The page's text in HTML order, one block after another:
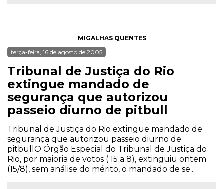
MIGALHAS QUENTES
terça-feira, 16 de agosto de 2005
Tribunal de Justiça do Rio
extingue mandado de
segurança que autorizou
passeio diurno de pitbull
Tribunal de Justiça do Rio extingue mandado de
segurança que autorizou passeio diurno de
pitbullO Órgão Especial do Tribunal de Justiça do
Rio, por maioria de votos ( 15 a 8), extinguiu ontem
(15/8), sem análise do mérito, o mandado de se...